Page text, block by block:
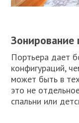
Зонирование
Портьера дает
конфигураций,
может быть в
это не
спальни или